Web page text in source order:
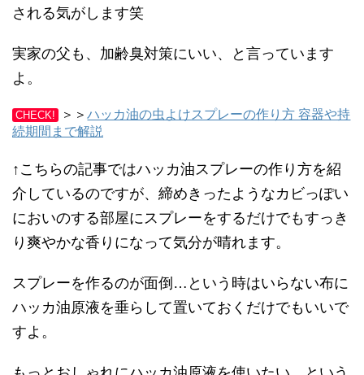
される気がします笑
実家の父も、加齢臭対策にいい、と言っています
よ。
CHECK! ＞＞ハッカ油の虫よけスプレーの作り方 容器や持
続期間まで解説
↑こちらの記事ではハッカ油スプレーの作り方を紹
介しているのですが、締めきったようなカビっぽい
においのする部屋にスプレーをするだけでもすっき
り爽やかな香りになって気分が晴れます。
スプレーを作るのが面倒…という時はいらない布に
ハッカ油原液を垂らして置いておくだけでもいいで
すよ。